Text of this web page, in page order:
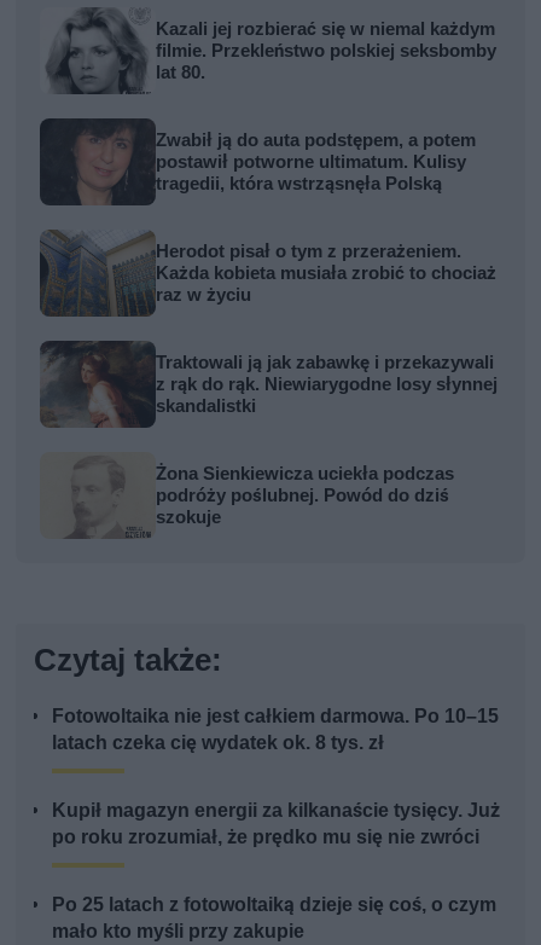
Kazali jej rozbierać się w niemal każdym
filmie. Przekleństwo polskiej seksbomby
lat 80.
Zwabił ją do auta podstępem, a potem
postawił potworne ultimatum. Kulisy
tragedii, która wstrząsnęła Polską
Herodot pisał o tym z przerażeniem.
Każda kobieta musiała zrobić to chociaż
raz w życiu
Traktowali ją jak zabawkę i przekazywali
z rąk do rąk. Niewiarygodne losy słynnej
skandalistki
Żona Sienkiewicza uciekła podczas
podróży poślubnej. Powód do dziś
szokuje
Czytaj także:
Fotowoltaika nie jest całkiem darmowa. Po 10–15
latach czeka cię wydatek ok. 8 tys. zł
Kupił magazyn energii za kilkanaście tysięcy. Już
po roku zrozumiał, że prędko mu się nie zwróci
Po 25 latach z fotowoltaiką dzieje się coś, o czym
mało kto myśli przy zakupie